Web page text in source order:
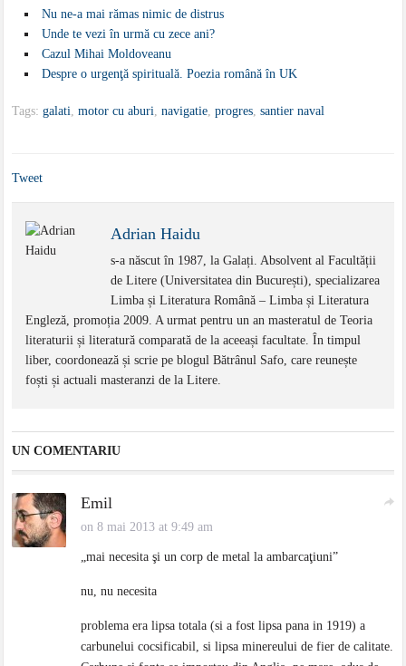
Nu ne-a mai rămas nimic de distrus
Unde te vezi în urmă cu zece ani?
Cazul Mihai Moldoveanu
Despre o urgenţă spirituală. Poezia română în UK
Tags:galati,motor cu aburi,navigatie,progres,santier naval
Tweet
Adrian Haidu
s-a născut în 1987, la Galați. Absolvent al Facultății
de Litere (Universitatea din București), specializarea
Limba și Literatura Română – Limba și Literatura
Engleză, promoția 2009. A urmat pentru un an masteratul de Teoria
literaturii și literatură comparată de la aceeași facultate. În timpul
liber, coordonează și scrie pe blogul Bătrânul Safo, care reunește
foști și actuali masteranzi de la Litere.
UN COMENTARIU
Emil
on 8 mai 2013 at 9:49 am
„mai necesita şi un corp de metal la ambarcaţiuni”
nu, nu necesita
problema era lipsa totala (si a fost lipsa pana in 1919) a
carbunelui cocsificabil, si lipsa minereului de fier de calitate.